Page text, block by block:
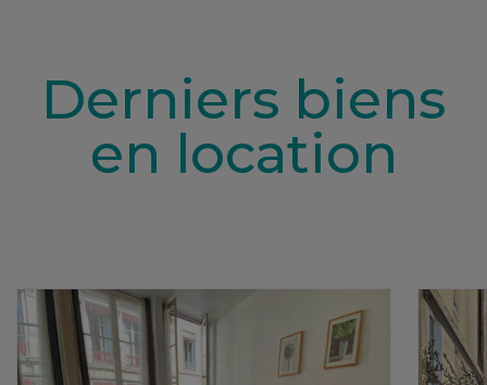
Derniers biens
en location